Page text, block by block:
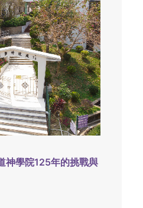
神學院125年的挑戰與